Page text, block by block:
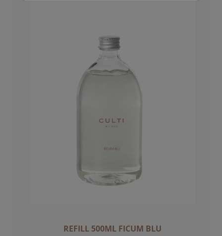
REFILL 500ML FICUM BLU